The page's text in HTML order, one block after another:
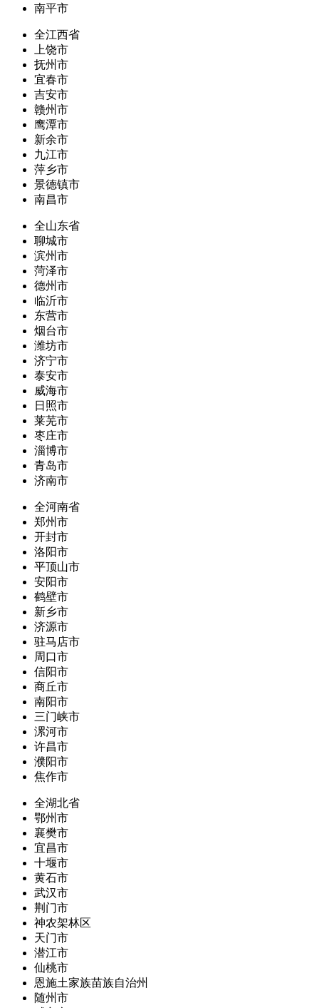
南平市
全江西省
上饶市
抚州市
宜春市
吉安市
赣州市
鹰潭市
新余市
九江市
萍乡市
景德镇市
南昌市
全山东省
聊城市
滨州市
菏泽市
德州市
临沂市
东营市
烟台市
潍坊市
济宁市
泰安市
威海市
日照市
莱芜市
枣庄市
淄博市
青岛市
济南市
全河南省
郑州市
开封市
洛阳市
平顶山市
安阳市
鹤壁市
新乡市
济源市
驻马店市
周口市
信阳市
商丘市
南阳市
三门峡市
漯河市
许昌市
濮阳市
焦作市
全湖北省
鄂州市
襄樊市
宜昌市
十堰市
黄石市
武汉市
荆门市
神农架林区
天门市
潜江市
仙桃市
恩施土家族苗族自治州
随州市